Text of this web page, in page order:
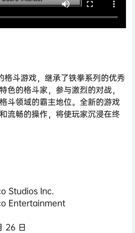
格斗游戏，继承了铁拳系列的优秀
色的格斗家，参与激烈的对战，
斗领域的霸主地位。全新的游戏
流畅的操作，将使玩家沉浸在终
Studios Inc.
Entertainment
26 日